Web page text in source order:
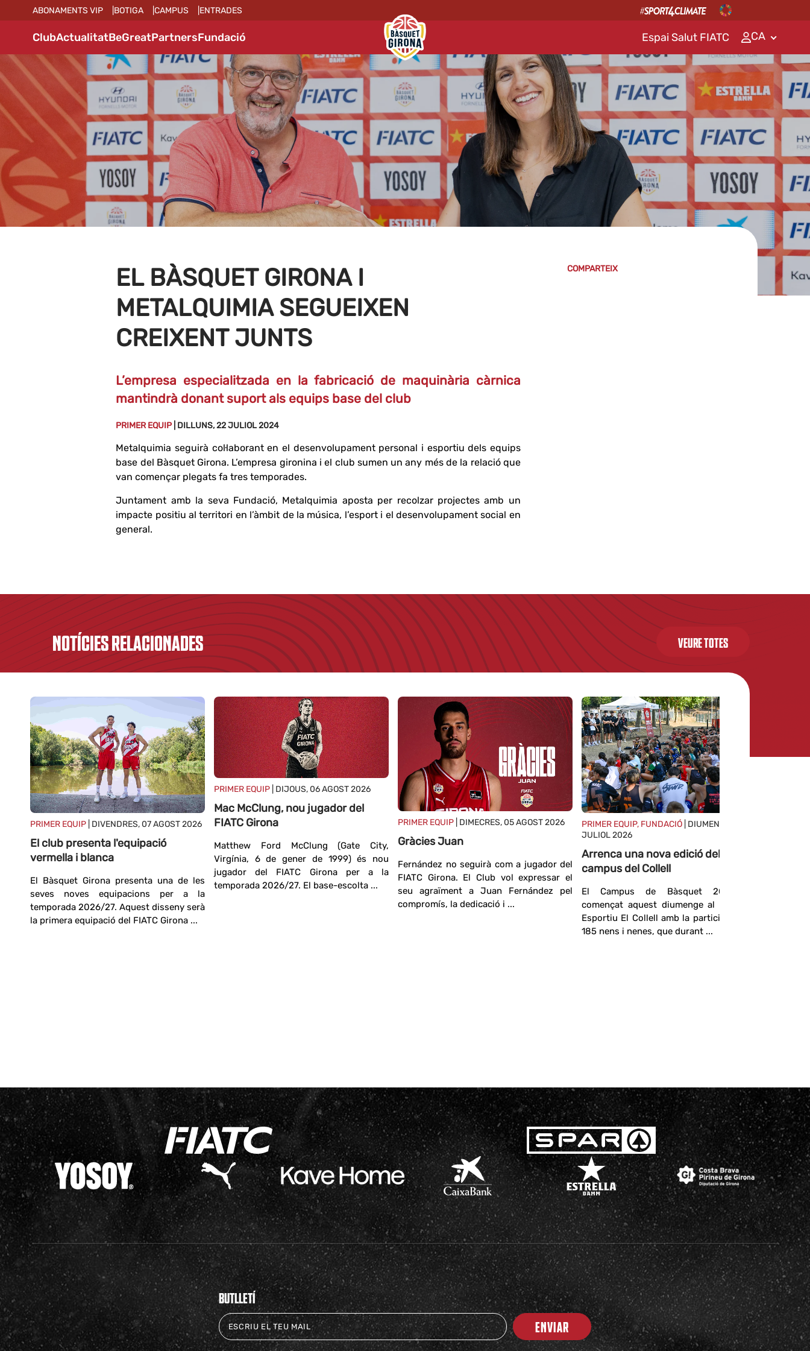
ABONAMENTS VIP BOTIGA CAMPUS ENTRADES
ClubActualitatBeGreatPartnersFundació Espai Salut FIATC CA
EL BÀSQUET GIRONA I
METALQUIMIA SEGUEIXEN
CREIXENT JUNTS
L’empresa especialitzada en la fabricació de maquinària càrnica
mantindrà donant suport als equips base del club
PRIMER EQUIP | DILLUNS, 22 JULIOL 2024
Metalquimia seguirà col·laborant en el desenvolupament personal i esportiu dels equips
base del Bàsquet Girona. L’empresa gironina i el club sumen un any més de la relació que
van començar plegats fa tres temporades.
Juntament amb la seva Fundació, Metalquimia aposta per recolzar projectes amb un
impacte positiu al territori en l’àmbit de la música, l’esport i el desenvolupament social en
general.
COMPARTEIX
NOTÍCIES RELACIONADES
PRIMER EQUIP | DIVENDRES, 07 AGOST 2026
El club presenta l'equipació
vermella i blanca
El Bàsquet Girona presenta una de les
seves noves equipacions per a la
temporada 2026/27. Aquest disseny serà
la primera equipació del FIATC Girona ...
PRIMER EQUIP | DIJOUS, 06 AGOST 2026
Mac McClung, nou jugador del
FIATC Girona
Matthew Ford McClung (Gate City,
Virgínia, 6 de gener de 1999) és nou
jugador del FIATC Girona per a la
temporada 2026/27. El base-escolta ...
PRIMER EQUIP | DIMECRES, 05 AGOST 2026
Gràcies Juan
Fernández no seguirà com a jugador del
FIATC Girona. El Club vol expressar el
seu agraïment a Juan Fernández pel
compromís, la dedicació i ...
PRIMER EQUIP, FUNDACIÓ | DIUMENGE, 26
JULIOL 2026
Arrenca una nova edició del
campus del Collell
El Campus de Bàsquet 2026 ha
començat aquest diumenge al Complex
Esportiu El Collell amb la participació de
185 nens i nenes, que durant ...
VEURE TOTES
BUTLLETÍ
ENVIAR